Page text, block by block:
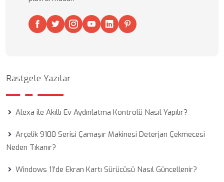
Rastgele Yazılar
Alexa ile Akıllı Ev Aydınlatma Kontrolü Nasıl Yapılır?
Arçelik 9100 Serisi Çamaşır Makinesi Deterjan Çekmecesi
Neden Tıkanır?
Windows 11'de Ekran Kartı Sürücüsü Nasıl Güncellenir?